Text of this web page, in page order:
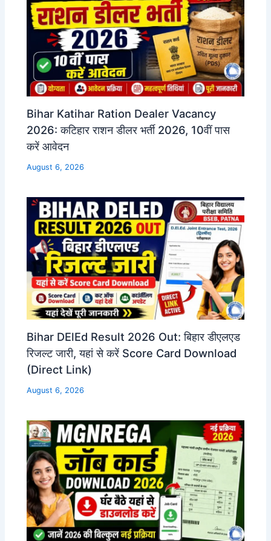
Bihar Katihar Ration Dealer Vacancy
2026: कटिहार राशन डीलर भर्ती 2026, 10वीं पास
करें आवेदन
August 6, 2026
Bihar DElEd Result 2026 Out: बिहार डीएलएड
रिजल्ट जारी, यहां से करें Score Card Download
(Direct Link)
August 6, 2026